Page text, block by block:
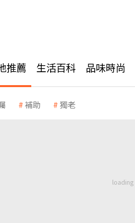
推薦 生活百科 品味時尚
補助 獨老